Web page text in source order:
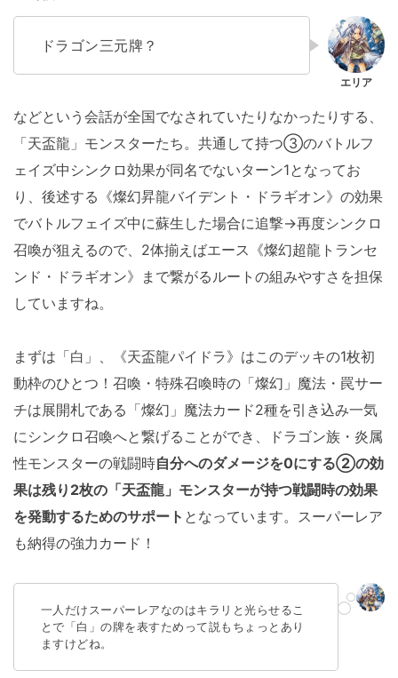
ドラゴン三元牌？
などという会話が全国でなされていたりなかったりする、
「天盃龍」モンスターたち。共通して持つ③のバトルフ
ェイズ中シンクロ効果が同名でないターン1となってお
り、後述する《燦幻昇龍バイデント・ドラギオン》の効果
でバトルフェイズ中に蘇生した場合に追撃→再度シンクロ
召喚が狙えるので、2体揃えばエース《燦幻超龍トランセ
ンド・ドラギオン》まで繋がるルートの組みやすさを担保
していますね。
まずは「白」、《天盃龍パイドラ》はこのデッキの1枚初
動枠のひとつ！召喚・特殊召喚時の「燦幻」魔法・罠サー
チは展開札である「燦幻」魔法カード2種を引き込み一気
にシンクロ召喚へと繋げることができ、ドラゴン族・炎属
性モンスターの戦闘時自分へのダメージを0にする②の効
果は残り2枚の「天盃龍」モンスターが持つ戦闘時の効果
を発動するためのサポート となっています。スーパーレア
も納得の強力カード！
一人だけスーパーレアなのはキラリと光らせるこ
とで「白」の牌を表すためって説もちょっとあり
ますけどね。